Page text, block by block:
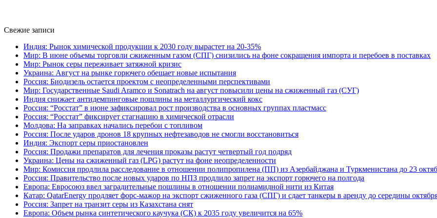
Свежие записи
Индия: Рынок химической продукции к 2030 году вырастет на 20-35%
Мир: В июне объемы торговли сжиженным газом (СПГ) снизились на фоне сокращения импорта и перебоев в поставках
Мир: Рынок серы переживает затяжной кризис
Украина: Август на рынке горючего обещает новые испытания
Россия: Биодизель остается проектом с неопределенными перспективами
Мир: Государственные Saudi Aramco и Sonatrach на август повысили цены на сжиженный газ (СУГ)
Индия снижает антидемпинговые пошлины на металлургический кокс
Россия: “Росстат” в июне зафиксировал рост производства в основных группах пластмасс
Россия: “Росстат” фиксирует стагнацию в химической отрасли
Молдова: На заправках начались перебои с топливом
Россия: После ударов дронов 18 крупных нефтезаводов не смогли восстановиться
Индия: Экспорт серы приостановлен
Россия: Продажи препаратов для лечения проказы растут четвертый год подряд
Украина: Цены на сжиженный газ (LPG) растут на фоне неопределенности
Мир: Комиссия продлила расследование в отношении полипропилена (ПП) из Азербайджана и Туркменистана до 23
Россия: Правительство после новых ударов по НПЗ продлило запрет на экспорт горючего на полгода
Европа: Евросоюз ввел заградительные пошлины в отношении полиамидной нити из Китая
Катар: QatarEnergy продляет форс-мажор на экспорт сжиженного газа (СПГ) и сдает танкеры в аренду до середины
Россия: Запрет на транзит серы из Казахстана снят
Европа: Объем рынка синтетического каучука (СК) к 2035 году увеличится на 65%